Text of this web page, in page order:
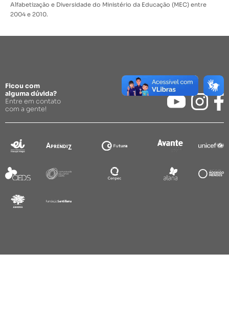
Alfabetização e Diversidade do Ministério da Educação (MEC) entre
2004 e 2010.
Ficou com
alguma dúvida?
Entre em contato
com a gente!